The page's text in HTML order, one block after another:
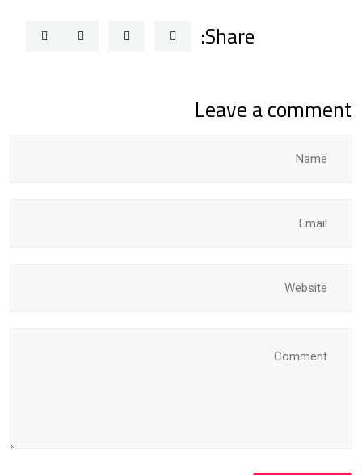
Share:
Leave a comment